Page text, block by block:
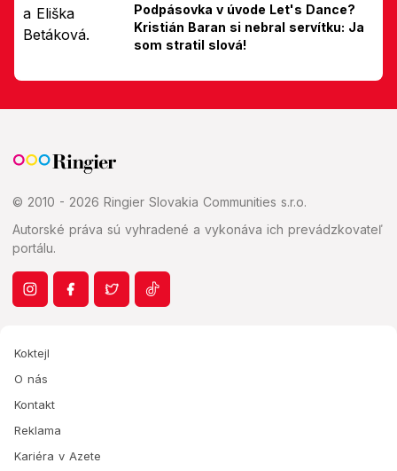
Podpásovka v úvode Let's Dance?
Kristián Baran si nebral servítku: Ja
som stratil slová!
© 2010 - 2026 Ringier Slovakia Communities s.r.o.
Autorské práva sú vyhradené a vykonáva ich prevádzkovateľ
portálu.
Koktejl
O nás
Kontakt
Reklama
Kariéra v Azete